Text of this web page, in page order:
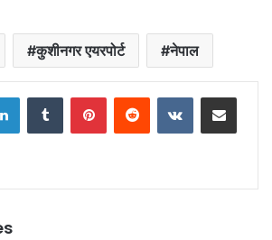
कुशीनगर एयरपोर्ट नेपाल
LinkedInTumblr PinterestReddit VKontakteShare via Email